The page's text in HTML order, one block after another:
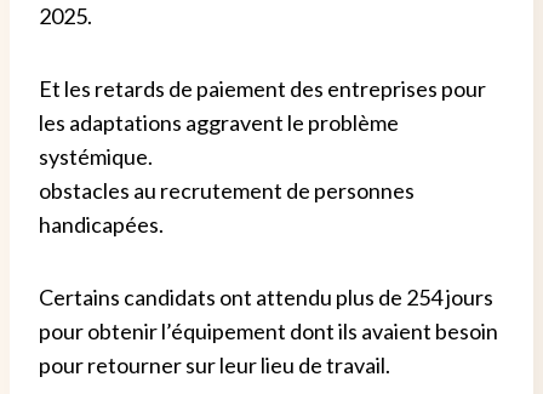
2025.
Et les retards de paiement des entreprises pour
les adaptations aggravent le problème
systémique.
obstacles au recrutement de personnes
handicapées.
Certains candidats ont attendu plus de 254 jours
pour obtenir l’équipement dont ils avaient besoin
pour retourner sur leur lieu de travail.